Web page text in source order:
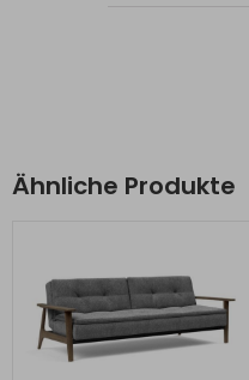
Ähnliche Produkte